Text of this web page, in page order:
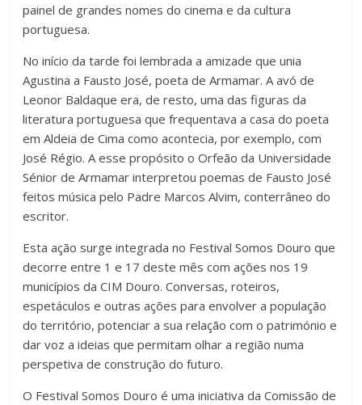
painel de grandes nomes do cinema e da cultura
portuguesa.
No início da tarde foi lembrada a amizade que unia
Agustina a Fausto José, poeta de Armamar. A avó de
Leonor Baldaque era, de resto, uma das figuras da
literatura portuguesa que frequentava a casa do poeta
em Aldeia de Cima como acontecia, por exemplo, com
José Régio. A esse propósito o Orfeão da Universidade
Sénior de Armamar interpretou poemas de Fausto José
feitos música pelo Padre Marcos Alvim, conterrâneo do
escritor.
Esta ação surge integrada no Festival Somos Douro que
decorre entre 1 e 17 deste mês com ações nos 19
municípios da CIM Douro. Conversas, roteiros,
espetáculos e outras ações para envolver a população
do território, potenciar a sua relação com o património e
dar voz a ideias que permitam olhar a região numa
perspetiva de construção do futuro.
O Festival Somos Douro é uma iniciativa da Comissão de